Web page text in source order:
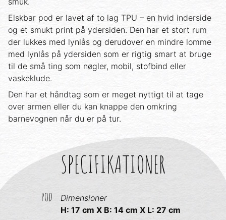
Elskbar pod er lavet af to lag TPU – en hvid inderside
og et smukt print på ydersiden. Den har et stort rum
der lukkes med lynlås og derudover en mindre lomme
med lynlås på ydersiden som er rigtig smart at bruge
til de små ting som nøgler, mobil, stofbind eller
vaskeklude.
Den har et håndtag som er meget nyttigt til at tage
over armen eller du kan knappe den omkring
barnevognen når du er på tur.
SPECIFIKATIONER
POD
Dimensioner
H: 17 cm X B: 14 cm X L: 27 cm